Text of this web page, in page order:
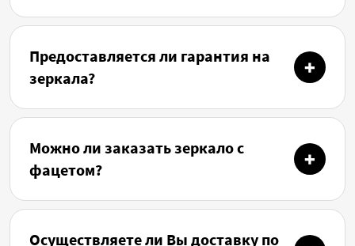
Предоставляется ли гарантия на
зеркала?
Можно ли заказать зеркало с
фацетом?
Осуществляете ли Вы доставку по